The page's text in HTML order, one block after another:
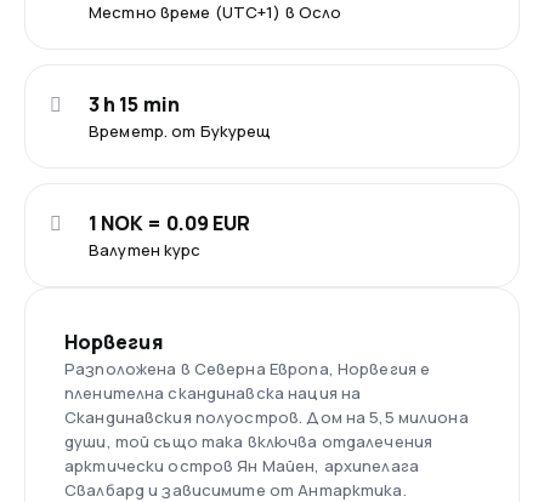
Местно време (UTC+1) в Осло
Времетр. от Букурещ
3 h 15 min
Валутен курс
1 NOK = 0.09 EUR
Норвегия
Разположена в Северна Европа, Норвегия е
пленителна скандинавска нация на
Скандинавския полуостров. Дом на 5,5 милиона
души, той също така включва отдалечения
арктически остров Ян Майен, архипелага
Свалбард и зависимите от Антарктика.